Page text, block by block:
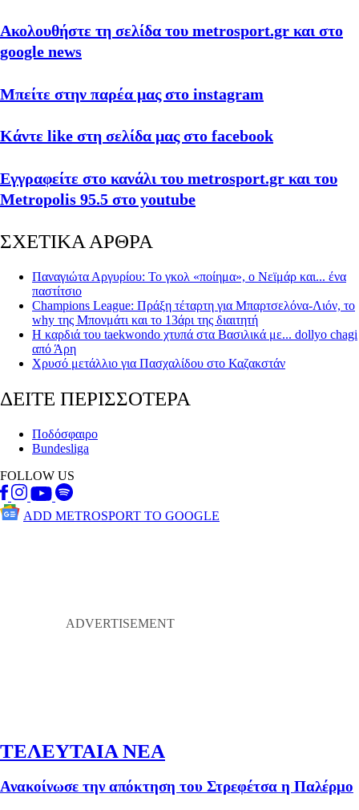
Ακολουθήστε τη σελίδα του metrosport.gr και στο
google news
Μπείτε στην παρέα μας στο instagram
Κάντε like στη σελίδα μας στο facebook
Εγγραφείτε στο κανάλι του metrosport.gr και του
Metropolis 95.5 στο youtube
ΣΧΕΤΙΚΑ ΑΡΘΡΑ
Παναγιώτα Αργυρίου: To γκολ «ποίημα», ο Νεϊμάρ και... ένα
παστίτσιο
Champions League: Πράξη τέταρτη για Μπαρτσελόνα-Λιόν, το
why της Μπονμάτι και το 13άρι της διαιτητή
Η καρδιά του taekwondo χτυπά στα Βασιλικά με... dollyo chagi
από Άρη
Χρυσό μετάλλιο για Πασχαλίδου στο Καζακστάν
ΔΕΙΤΕ ΠΕΡΙΣΣΟΤΕΡΑ
Ποδόσφαιρο
Bundesliga
FOLLOW US
ADD METROSPORT TO GOOGLE
ΤΕΛΕΥΤΑΙΑ ΝΕΑ
Ανακοίνωσε την απόκτηση του Στρεφέτσα η Παλέρμο